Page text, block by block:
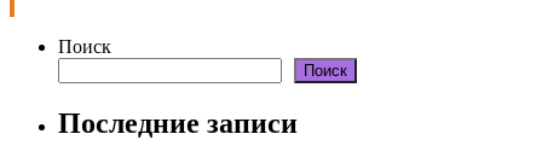
Поиск
Поиск
Последние записи